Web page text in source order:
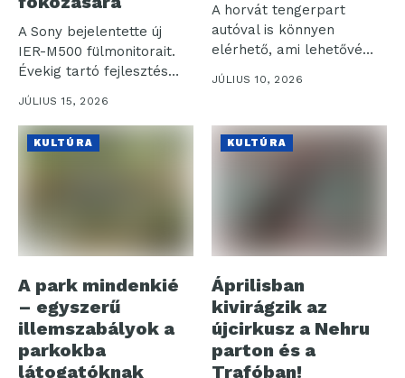
A Sony bejelentette új
IER-M500 fülmonitorait.
Évekig tartó fejlesztés
kialakított,
professzionális...
JÚLIUS 15, 2026
A horvát tengerpart
autóval is könnyen
elérhető, ami lehetővé
JÚLIUS 10, 2026
KULTÚRA
A park mindenkié
– egyszerű
illemszabályok a
parkokba
látogatóknak
KULTÚRA
Áprilisban
kivirágzik az
újcirkusz a Nehru
parton és a
Trafóban!